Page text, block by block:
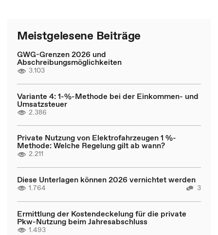
Meistgelesene Beiträge
GWG-Grenzen 2026 und
Abschreibungsmöglichkeiten
3.103
Variante 4: 1-%-Methode bei der Einkommen- und
Umsatzsteuer
2.386
Private Nutzung von Elektrofahrzeugen 1 %-
Methode: Welche Regelung gilt ab wann?
2.211
Diese Unterlagen können 2026 vernichtet werden
1.764 3
Ermittlung der Kostendeckelung für die private
Pkw-Nutzung beim Jahresabschluss
1.493